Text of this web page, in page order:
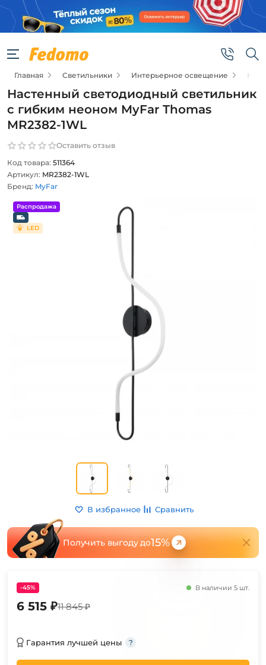
Главная Светильники Интерьерное освещение
Настенный светодиодный светильник
с гибким неоном MyFar Thomas
MR2382-1WL
Оставить отзыв
Код товара: 511364
Артикул: MR2382-1WL
Бренд: MyFar
В избранное Сравнить
Получить выгоду до15%
В наличии 5 шт.
-45%
6 515 ₽11 845 ₽
Гарантия лучшей цены